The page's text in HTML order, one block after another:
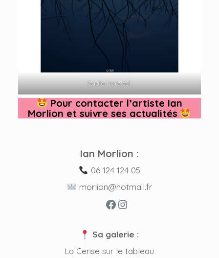
Saule hors sol
Pour contacter l’artiste Ian
Morlion et suivre ses actualités
Ian Morlion :
06 124 124 05
morlion@hotmail.fr
Facebook
Instagram
Sa galerie :
La Cerise sur le tableau